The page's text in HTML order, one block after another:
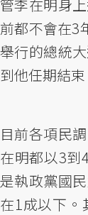
管李在明身
前都不會在3
舉行的總統
到他任期結束
目前各項民
在明都以3到
是執政黨國
在1成以下。